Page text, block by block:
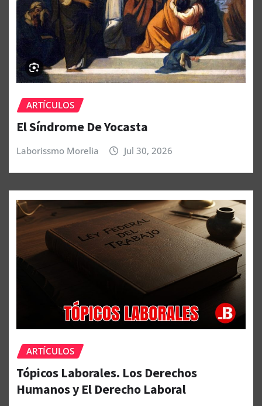
ARTÍCULOS
El Síndrome De Yocasta
Laborissmo Morelia Jul 30, 2026
ARTÍCULOS
Tópicos Laborales. Los Derechos
Humanos y El Derecho Laboral